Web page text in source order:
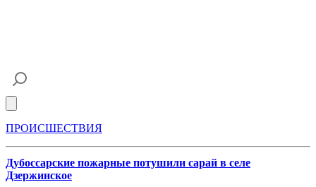
ПРОИСШЕСТВИЯ
Дубоссарские пожарные потушили сарай в селе
Дзержинское